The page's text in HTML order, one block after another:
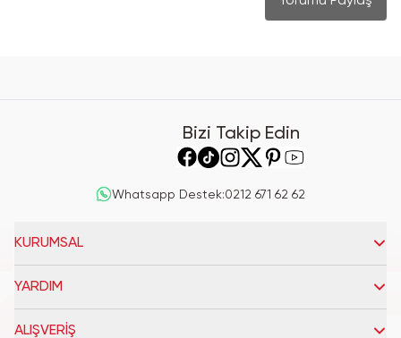
Bizi Takip Edin
Whatsapp Destek:0212 671 62 62
KURUMSAL
YARDIM
ALIŞVERİŞ